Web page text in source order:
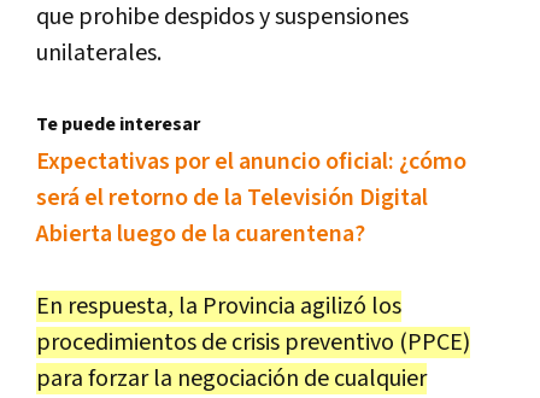
que prohibe despidos y suspensiones
unilaterales.
Te puede interesar
Expectativas por el anuncio oficial: ¿cómo
será el retorno de la Televisión Digital
Abierta luego de la cuarentena?
En respuesta, la Provincia agilizó los
procedimientos de crisis preventivo (PPCE)
para forzar la negociación de cualquier